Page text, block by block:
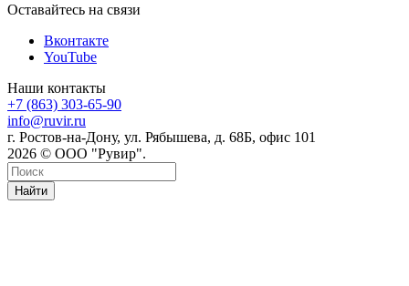
Оставайтесь на связи
Вконтакте
YouTube
Наши контакты
+7 (863) 303-65-90
info@ruvir.ru
г. Ростов-на-Дону, ул. Рябышева, д. 68Б, офис 101
2026 © ООО "Рувир".
Найти